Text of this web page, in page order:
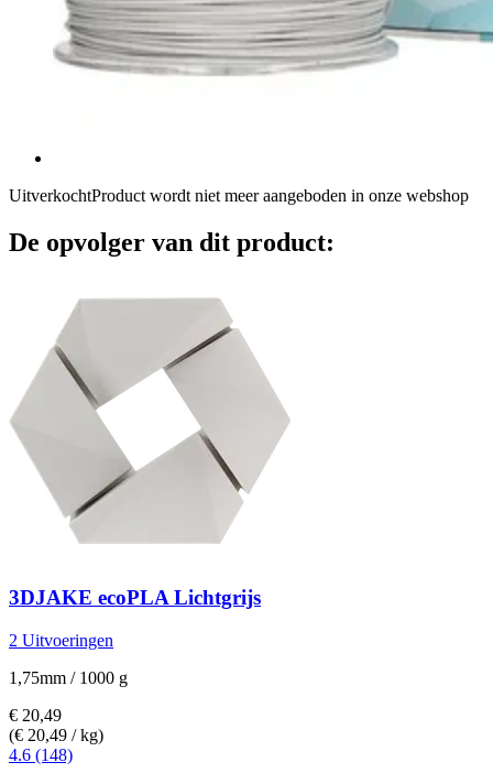
UitverkochtProduct wordt niet meer aangeboden in onze webshop
De opvolger van dit product:
3DJAKE ecoPLA Lichtgrijs
2 Uitvoeringen
1,75mm / 1000 g
€ 20,49
(€ 20,49 / kg)
4.6 (148)